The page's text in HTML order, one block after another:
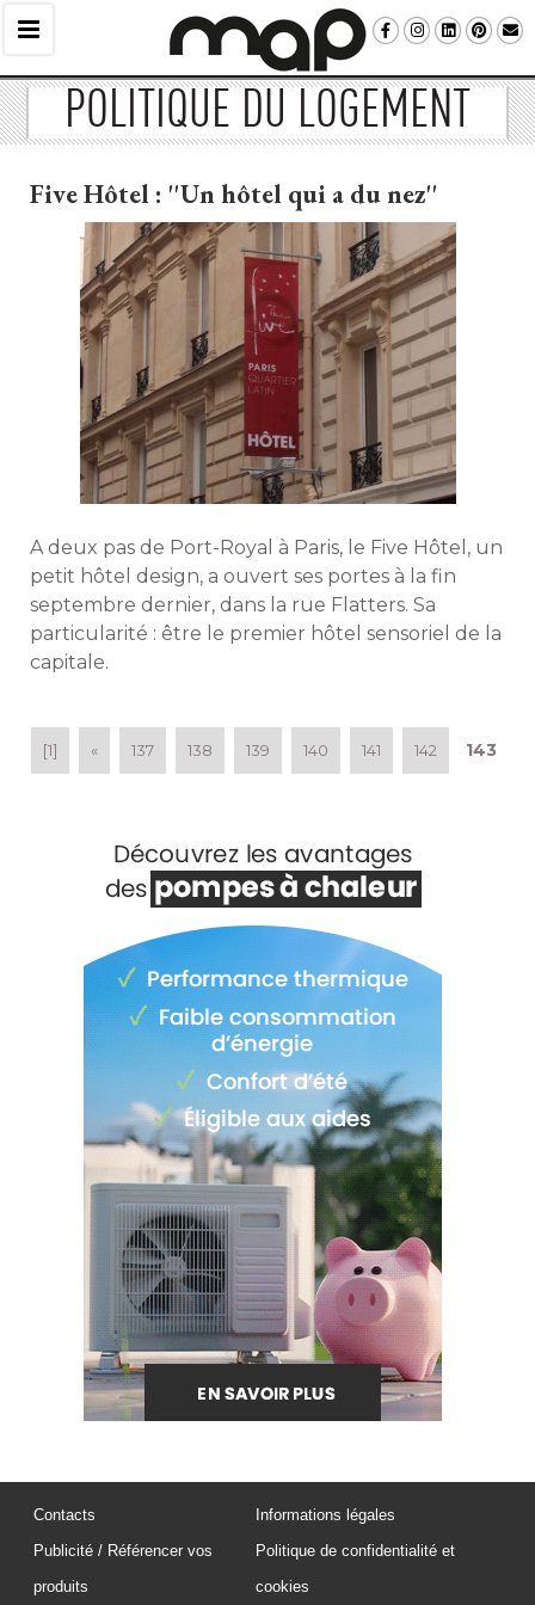
POLITIQUE DU LOGEMENT
Five Hôtel : ''Un hôtel qui a du nez''
A deux pas de Port-Royal à Paris, le Five Hôtel, un
petit hôtel design, a ouvert ses portes à la fin
septembre dernier, dans la rue Flatters. Sa
particularité : être le premier hôtel sensoriel de la
capitale.
[1] « 137 138 139 140 141 142 143
Contacts
Publicité / Référencer vos
produits
Informations légales
Politique de confidentialité et
cookies